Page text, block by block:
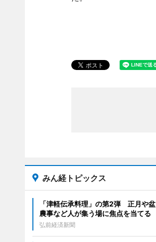
みん経トピックス
「津軽伝承料理」の第2弾 正月や盆
農事など人が集う場に焦点を当てる
弘前経済新聞